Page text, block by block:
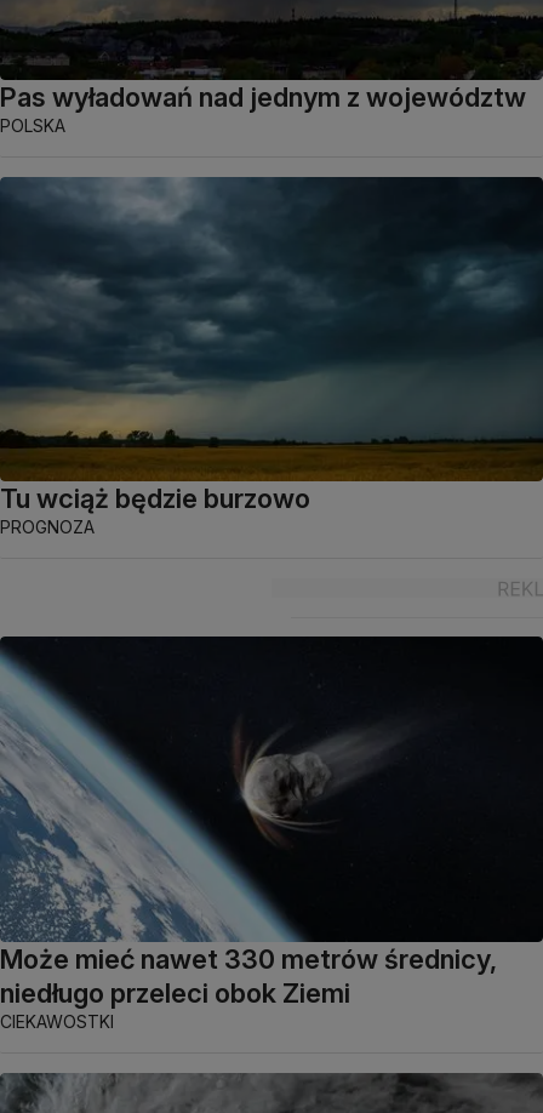
Pas wyładowań nad jednym z województw
POLSKA
Tu wciąż będzie burzowo
PROGNOZA
Może mieć nawet 330 metrów średnicy,
niedługo przeleci obok Ziemi
CIEKAWOSTKI